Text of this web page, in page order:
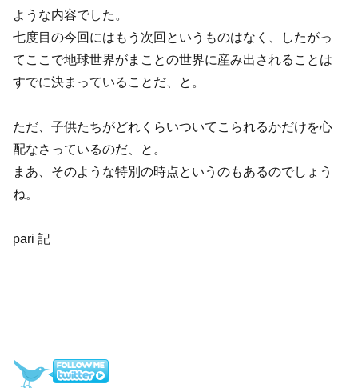
ような内容でした。
七度目の今回にはもう次回というものはなく、したがっ
てここで地球世界がまことの世界に産み出されることは
すでに決まっていることだ、と。
ただ、子供たちがどれくらいついてこられるかだけを心
配なさっているのだ、と。
まあ、そのような特別の時点というのもあるのでしょう
ね。
pari 記